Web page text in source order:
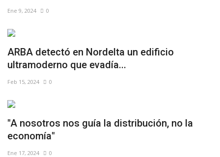
Ene 9, 2024 0
ARBA detectó en Nordelta un edificio
ultramoderno que evadía...
Feb 15, 2024 0
"A nosotros nos guía la distribución, no la
economía"
Ene 17, 2024 0